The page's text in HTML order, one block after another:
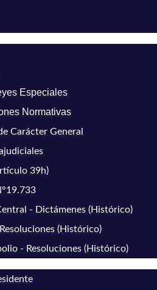
Especiales
Normativas
Carácter General
39h)
- Dictámenes (Histórico)
(Histórico)
- Resoluciones (Histórico)